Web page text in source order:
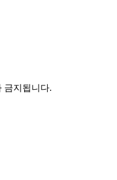
금지됩니다.